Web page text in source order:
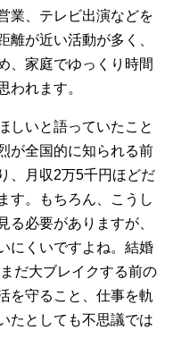
業、テレビ出演などを
離が近い活動が多く、
、家庭でゆっくり時間
われます。
しいと語っていたこと
が全国的に知られる前
、月収2万5千円ほどだ
す。もちろん、こうし
る必要がありますが、
にくいですよね。結婚
だ大ブレイクする前の
を守ること、仕事を軌
たとしても不思議では